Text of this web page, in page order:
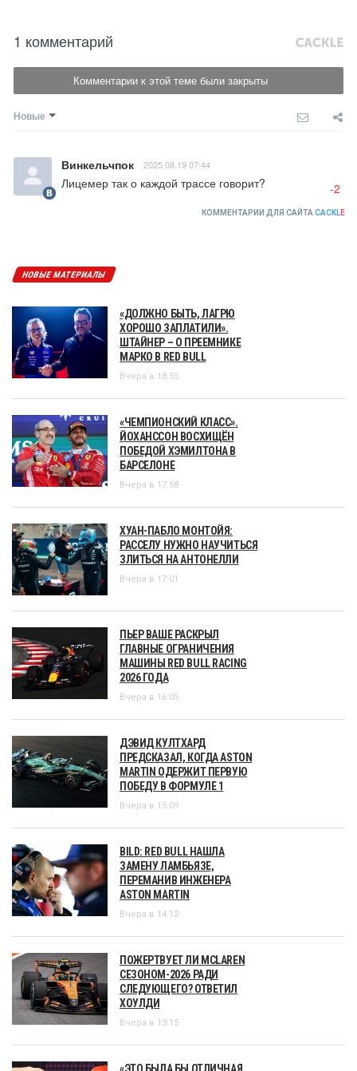
1 комментарий
Комментарии к этой теме были закрыты
Новые
Винкельчпок 2025.08.19 07:44
Лицемер так о каждой трассе говорит? -2
КОММЕНТАРИИ ДЛЯ САЙТА CACKLE
НОВЫЕ МАТЕРИАЛЫ
«ДОЛЖНО БЫТЬ, ЛАГРЮ
ХОРОШО ЗАПЛАТИЛИ».
ШТАЙНЕР – О ПРЕЕМНИКЕ
МАРКО В RED BULL
Вчера в 18:55
«ЧЕМПИОНСКИЙ КЛАСС».
ЙОХАНССОН ВОСХИЩЁН
ПОБЕДОЙ ХЭМИЛТОНА В
БАРСЕЛОНЕ
Вчера в 17:58
ХУАН-ПАБЛО МОНТОЙЯ:
РАССЕЛУ НУЖНО НАУЧИТЬСЯ
ЗЛИТЬСЯ НА АНТОНЕЛЛИ
Вчера в 17:01
ПЬЕР ВАШЕ РАСКРЫЛ
ГЛАВНЫЕ ОГРАНИЧЕНИЯ
МАШИНЫ RED BULL RACING
2026 ГОДА
Вчера в 16:05
ДЭВИД КУЛТХАРД
ПРЕДСКАЗАЛ, КОГДА ASTON
MARTIN ОДЕРЖИТ ПЕРВУЮ
ПОБЕДУ В ФОРМУЛЕ 1
Вчера в 15:09
BILD: RED BULL НАШЛА
ЗАМЕНУ ЛАМБЬЯЗЕ,
ПЕРЕМАНИВ ИНЖЕНЕРА
ASTON MARTIN
Вчера в 14:12
ПОЖЕРТВУЕТ ЛИ MCLAREN
СЕЗОНОМ-2026 РАДИ
СЛЕДУЮЩЕГО? ОТВЕТИЛ
ХОУЛДИ
Вчера в 13:15